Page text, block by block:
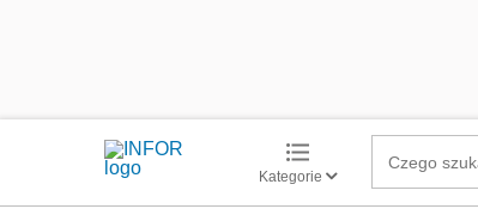
Kategorie